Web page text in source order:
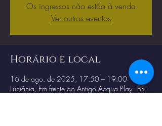
Os ingressos não estão à venda
Ver outros eventos
Horário e local
16 de ago. de 2025, 17:50 – 19:00
Luziânia, Em frente ao Antigo Acqua Play - BR-